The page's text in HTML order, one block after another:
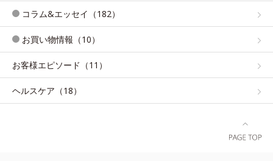
コラム&エッセイ（182）
お買い物情報（10）
お客様エピソード（11）
ヘルスケア（18）